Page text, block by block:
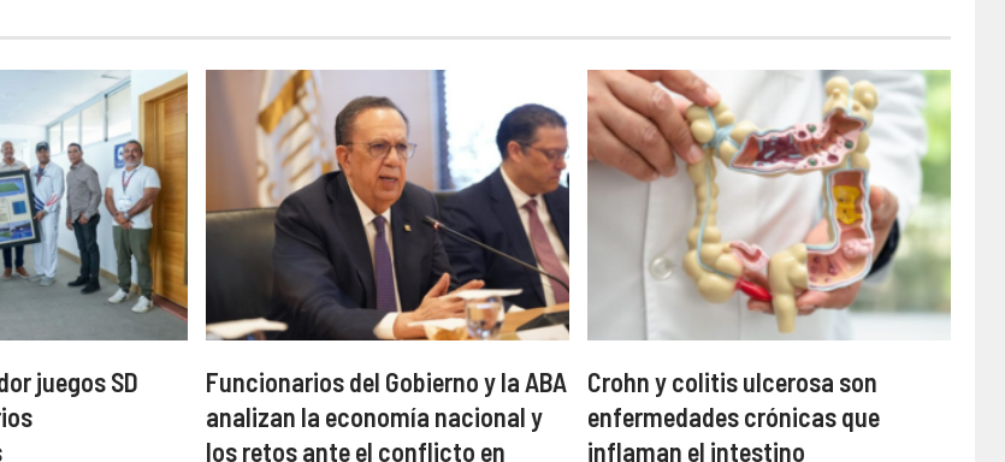
juegos SD
Funcionarios del Gobierno y la ABA
analizan la economía nacional y
los retos ante el conflicto en
Crohn y colitis ulcerosa son
enfermedades crónicas que
inflaman el intestino